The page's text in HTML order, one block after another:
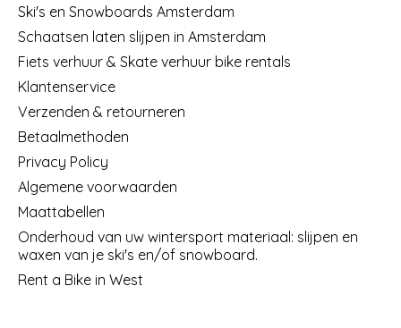
Ski's en Snowboards Amsterdam
Schaatsen laten slijpen in Amsterdam
Fiets verhuur & Skate verhuur bike rentals
Klantenservice
Verzenden & retourneren
Betaalmethoden
Privacy Policy
Algemene voorwaarden
Maattabellen
Onderhoud van uw wintersport materiaal: slijpen en
waxen van je ski's en/of snowboard.
Rent a Bike in West